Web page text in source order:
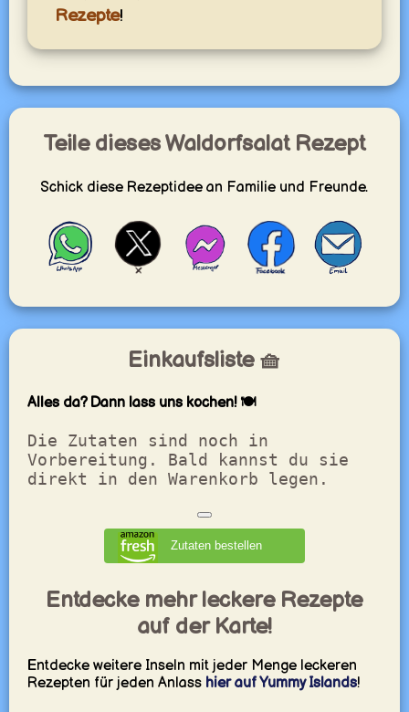
Rezepte!
Teile dieses Waldorfsalat Rezept
Schick diese Rezeptidee an Familie und Freunde.
Einkaufsliste 🧺
Alles da? Dann lass uns kochen! 🍽️
Die Zutaten sind noch in
Vorbereitung. Bald kannst du sie
direkt in den Warenkorb legen.
Zutaten bestellen
Entdecke mehr leckere Rezepte
auf der Karte!
Entdecke weitere Inseln mit jeder Menge leckeren
Rezepten für jeden Anlass hier auf Yummy Islands!